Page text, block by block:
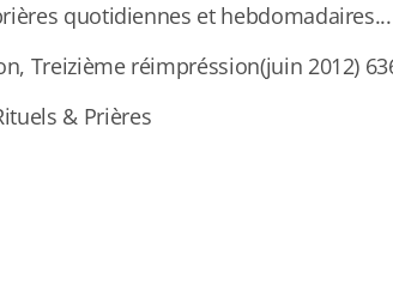
quotidiennes et hebdomadaires...
Treizième réimpréssion(juin 2012)
& Prières